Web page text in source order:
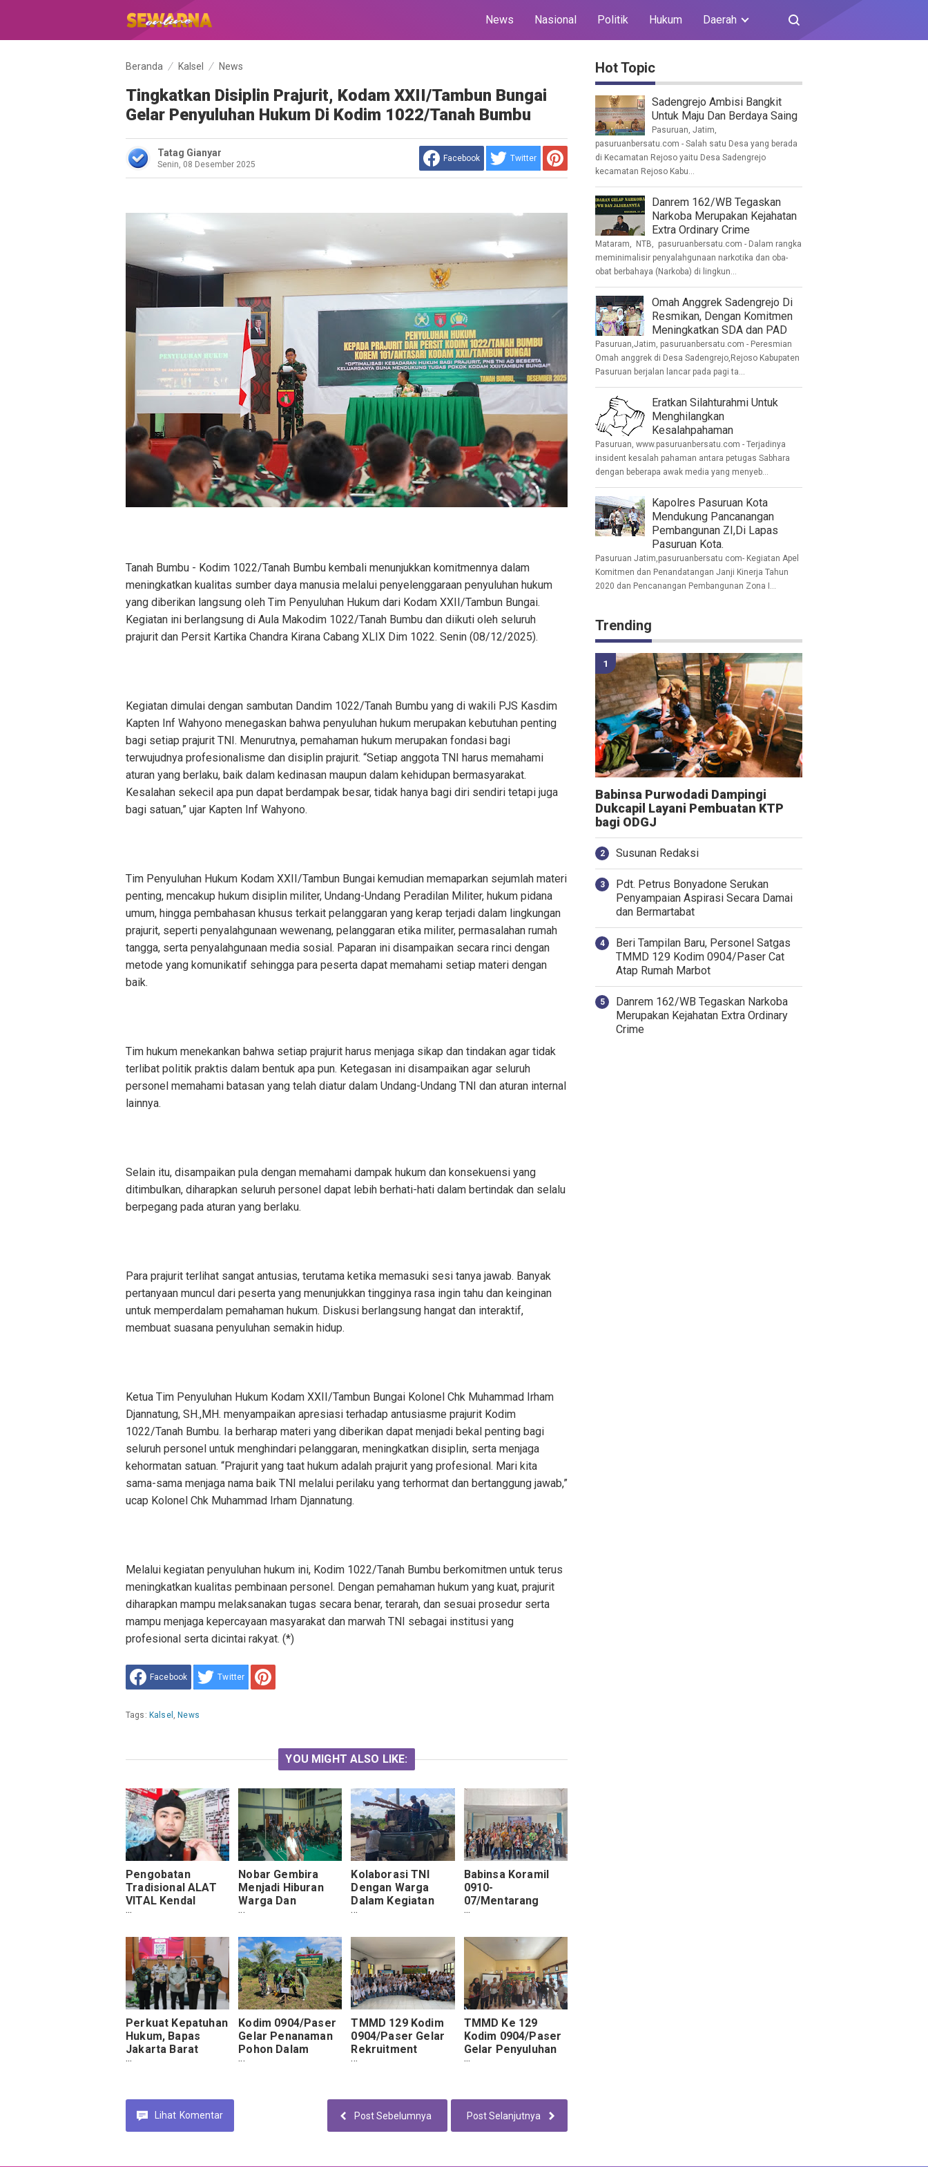
News Nasional Politik Hukum Daerah
Beranda Kalsel News
Tingkatkan Disiplin Prajurit, Kodam XXII/Tambun Bungai
Gelar Penyuluhan Hukum Di Kodim 1022/Tanah Bumbu
Tatag Gianyar
Senin, 08 Desember 2025
Facebook Twitter
Tanah Bumbu - Kodim 1022/Tanah Bumbu kembali menunjukkan komitmennya dalam
meningkatkan kualitas sumber daya manusia melalui penyelenggaraan penyuluhan hukum
yang diberikan langsung oleh Tim Penyuluhan Hukum dari Kodam XXII/Tambun Bungai.
Kegiatan ini berlangsung di Aula Makodim 1022/Tanah Bumbu dan diikuti oleh seluruh
prajurit dan Persit Kartika Chandra Kirana Cabang XLIX Dim 1022. Senin (08/12/2025).
Kegiatan dimulai dengan sambutan Dandim 1022/Tanah Bumbu yang di wakili PJS Kasdim
Kapten Inf Wahyono menegaskan bahwa penyuluhan hukum merupakan kebutuhan penting
bagi setiap prajurit TNI. Menurutnya, pemahaman hukum merupakan fondasi bagi
terwujudnya profesionalisme dan disiplin prajurit. “Setiap anggota TNI harus memahami
aturan yang berlaku, baik dalam kedinasan maupun dalam kehidupan bermasyarakat.
Kesalahan sekecil apa pun dapat berdampak besar, tidak hanya bagi diri sendiri tetapi juga
bagi satuan,” ujar Kapten Inf Wahyono.
Tim Penyuluhan Hukum Kodam XXII/Tambun Bungai kemudian memaparkan sejumlah materi
penting, mencakup hukum disiplin militer, Undang-Undang Peradilan Militer, hukum pidana
umum, hingga pembahasan khusus terkait pelanggaran yang kerap terjadi dalam lingkungan
prajurit, seperti penyalahgunaan wewenang, pelanggaran etika militer, permasalahan rumah
tangga, serta penyalahgunaan media sosial. Paparan ini disampaikan secara rinci dengan
metode yang komunikatif sehingga para peserta dapat memahami setiap materi dengan
baik.
Tim hukum menekankan bahwa setiap prajurit harus menjaga sikap dan tindakan agar tidak
terlibat politik praktis dalam bentuk apa pun. Ketegasan ini disampaikan agar seluruh
personel memahami batasan yang telah diatur dalam Undang-Undang TNI dan aturan internal
lainnya.
Selain itu, disampaikan pula dengan memahami dampak hukum dan konsekuensi yang
ditimbulkan, diharapkan seluruh personel dapat lebih berhati-hati dalam bertindak dan selalu
berpegang pada aturan yang berlaku.
Para prajurit terlihat sangat antusias, terutama ketika memasuki sesi tanya jawab. Banyak
pertanyaan muncul dari peserta yang menunjukkan tingginya rasa ingin tahu dan keinginan
untuk memperdalam pemahaman hukum. Diskusi berlangsung hangat dan interaktif,
membuat suasana penyuluhan semakin hidup.
Ketua Tim Penyuluhan Hukum Kodam XXII/Tambun Bungai Kolonel Chk Muhammad Irham
Djannatung, SH.,MH. menyampaikan apresiasi terhadap antusiasme prajurit Kodim
1022/Tanah Bumbu. Ia berharap materi yang diberikan dapat menjadi bekal penting bagi
seluruh personel untuk menghindari pelanggaran, meningkatkan disiplin, serta menjaga
kehormatan satuan. “Prajurit yang taat hukum adalah prajurit yang profesional. Mari kita
sama-sama menjaga nama baik TNI melalui perilaku yang terhormat dan bertanggung jawab,”
ucap Kolonel Chk Muhammad Irham Djannatung.
Melalui kegiatan penyuluhan hukum ini, Kodim 1022/Tanah Bumbu berkomitmen untuk terus
meningkatkan kualitas pembinaan personel. Dengan pemahaman hukum yang kuat, prajurit
diharapkan mampu melaksanakan tugas secara benar, terarah, dan sesuai prosedur serta
mampu menjaga kepercayaan masyarakat dan marwah TNI sebagai institusi yang
profesional serta dicintai rakyat. (*)
Facebook Twitter
Tags: Kalsel , News
YOU MIGHT ALSO LIKE:
Pengobatan
Tradisional ALAT
VITAL Kendal
H.Abdulazis Atasi
Nobar Gembira
Menjadi Hiburan
Warga Dan
Personel Satgas
Kodim 0904/Paser
Di Desa Biu
Kolaborasi TNI
Dengan Warga
Dalam Kegiatan
Satgas TMMD Ke-
0904/Paser di
Desa Biu
Babinsa Koramil
0910-
07/Mentarang
Hadiri
Mantarang Baru,
Perkuat Sinergi
Wujudkan
Pembangunan
Desa yang
Berkelanjutan
Perkuat Kepatuhan
Hukum, Bapas
Jakarta Barat
Dalami Ketentuan
Kodim 0904/Paser
Gelar Penanaman
Pohon Dalam
Rangkaian
TMMD 129 Kodim
0904/Paser Gelar
Rekruitment
Prajurit TNI
TMMD Ke 129
Kodim 0904/Paser
Gelar Penyuluhan
Pertanian Bagi
Lihat Komentar Post Selanjutnya
Post Sebelumnya
Hot Topic
Sadengrejo Ambisi Bangkit
Untuk Maju Dan Berdaya Saing
Pasuruan, Jatim,
pasuruanbersatu.com - Salah satu Desa yang berada
di Kecamatan Rejoso yaitu Desa Sadengrejo
kecamatan Rejoso Kabu...
Danrem 162/WB Tegaskan
Narkoba Merupakan Kejahatan
Extra Ordinary Crime
Mataram, NTB, pasuruanbersatu.com - Dalam rangka
meminimalisir penyalahgunaan narkotika dan oba-
obat berbahaya (Narkoba) di lingkun...
Omah Anggrek Sadengrejo Di
Resmikan, Dengan Komitmen
Meningkatkan SDA dan PAD
Pasuruan,Jatim, pasuruanbersatu.com - Peresmian
Omah anggrek di Desa Sadengrejo,Rejoso Kabupaten
Pasuruan berjalan lancar pada pagi ta...
Eratkan Silahturahmi Untuk
Menghilangkan
Kesalahpahaman
Pasuruan, www.pasuruanbersatu.com - Terjadinya
insident kesalah pahaman antara petugas Sabhara
dengan beberapa awak media yang menyeb...
Kapolres Pasuruan Kota
Mendukung Pancanangan
Pembangunan ZI,Di Lapas
Pasuruan Kota.
Pasuruan Jatim,pasuruanbersatu com- Kegiatan Apel
Komitmen dan Penandatangan Janji Kinerja Tahun
2020 dan Pencanangan Pembangunan Zona I...
Trending
Babinsa Purwodadi Dampingi
Dukcapil Layani Pembuatan KTP
bagi ODGJ
Susunan Redaksi
Pdt. Petrus Bonyadone Serukan
Penyampaian Aspirasi Secara Damai
dan Bermartabat
Beri Tampilan Baru, Personel Satgas
TMMD 129 Kodim 0904/Paser Cat
Atap Rumah Marbot
Danrem 162/WB Tegaskan Narkoba
Merupakan Kejahatan Extra Ordinary
Crime